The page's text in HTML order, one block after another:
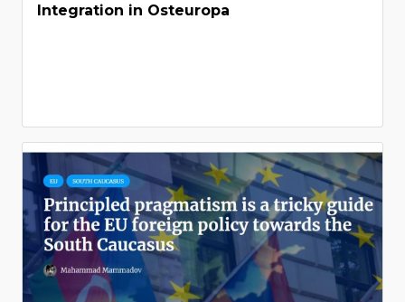
Integration in Osteuropa